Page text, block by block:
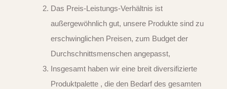
Das Preis-Leistungs-Verhältnis ist
außergewöhnlich gut, unsere Produkte sind zu
erschwinglichen Preisen, zum Budget der
Durchschnittsmenschen angepasst,
Insgesamt haben wir eine breit diversifizierte
Produktpalette , die den Bedarf des gesamten